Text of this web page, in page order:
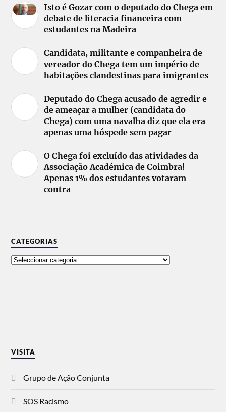
Isto é Gozar com o deputado do Chega em
debate de literacia financeira com
estudantes na Madeira
Candidata, militante e companheira de
vereador do Chega tem um império de
habitações clandestinas para imigrantes
Deputado do Chega acusado de agredir e
de ameaçar a mulher (candidata do
Chega) com uma navalha diz que ela era
apenas uma hóspede sem pagar
O Chega foi excluído das atividades da
Associação Académica de Coimbra!
Apenas 1% dos estudantes votaram
contra
CATEGORIAS
VISITA
Grupo de Ação Conjunta
SOS Racismo